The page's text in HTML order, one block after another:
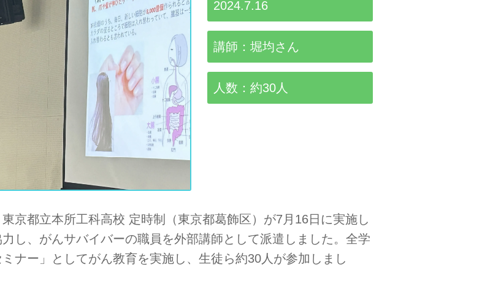
2024.7.16
講師：堀均さん
人数：約30人
京都立本所工科高校 定時制（東京都葛飾区）が7月16日に実施し
し、がんサバイバーの職員を外部講師として派遣しました。全学
ナー」としてがん教育を実施し、生徒ら約30人が参加しまし